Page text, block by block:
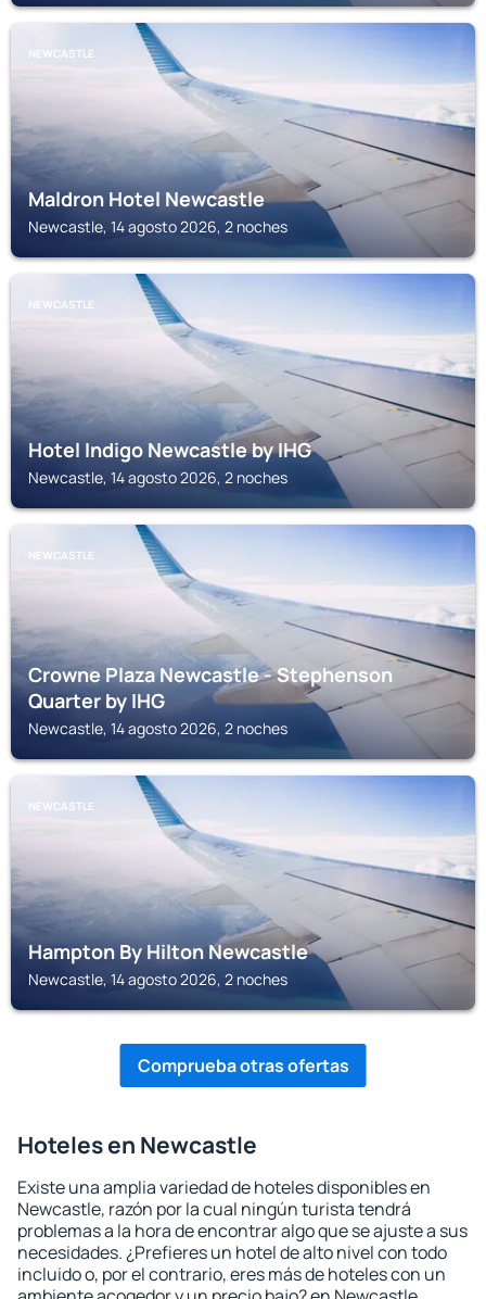
NEWCASTLE
Maldron Hotel Newcastle
Newcastle, 14 agosto 2026, 2 noches
NEWCASTLE
Hotel Indigo Newcastle by IHG
Newcastle, 14 agosto 2026, 2 noches
NEWCASTLE
Crowne Plaza Newcastle - Stephenson
Quarter by IHG
Newcastle, 14 agosto 2026, 2 noches
NEWCASTLE
Hampton By Hilton Newcastle
Newcastle, 14 agosto 2026, 2 noches
Comprueba otras ofertas
Hoteles en Newcastle
Existe una amplia variedad de hoteles disponibles en
Newcastle, razón por la cual ningún turista tendrá
problemas a la hora de encontrar algo que se ajuste a sus
necesidades. ¿Prefieres un hotel de alto nivel con todo
incluido o, por el contrario, eres más de hoteles con un